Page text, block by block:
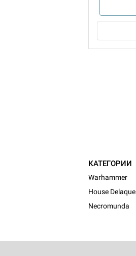
КАТЕГОРИИ
Warhammer
House Delaque
Necromunda